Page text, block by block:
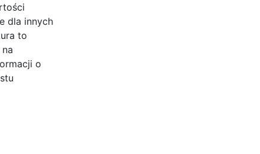
dla innych
to
o